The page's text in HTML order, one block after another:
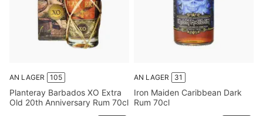
AN LAGER 105
Planteray Barbados XO Extra
Old 20th Anniversary Rum 70cl
AN LAGER 31
Iron Maiden Caribbean Dark
Rum 70cl